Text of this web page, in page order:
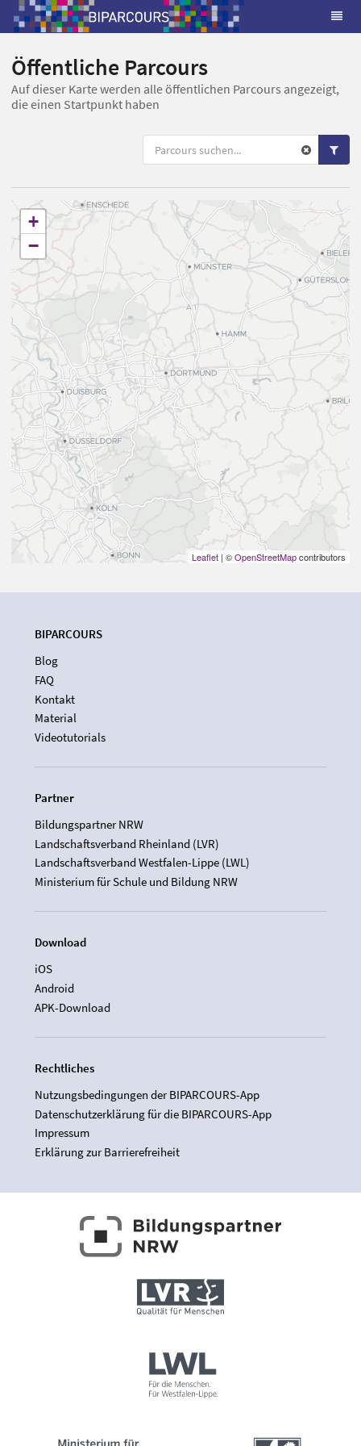
Öffentliche Parcours
Auf dieser Karte werden alle öffentlichen Parcours angezeigt,
die einen Startpunkt haben
+
−
Leaflet | ©OpenStreetMapcontributors
BIPARCOURS
Blog
FAQ
Kontakt
Material
Videotutorials
Partner
Bildungspartner NRW
Landschaftsverband Rheinland (LVR)
Landschaftsverband Westfalen-Lippe (LWL)
Ministerium für Schule und Bildung NRW
Download
iOS
Android
APK-Download
Rechtliches
Nutzungsbedingungen der BIPARCOURS-App
Datenschutzerklärung für die BIPARCOURS-App
Impressum
Erklärung zur Barrierefreiheit